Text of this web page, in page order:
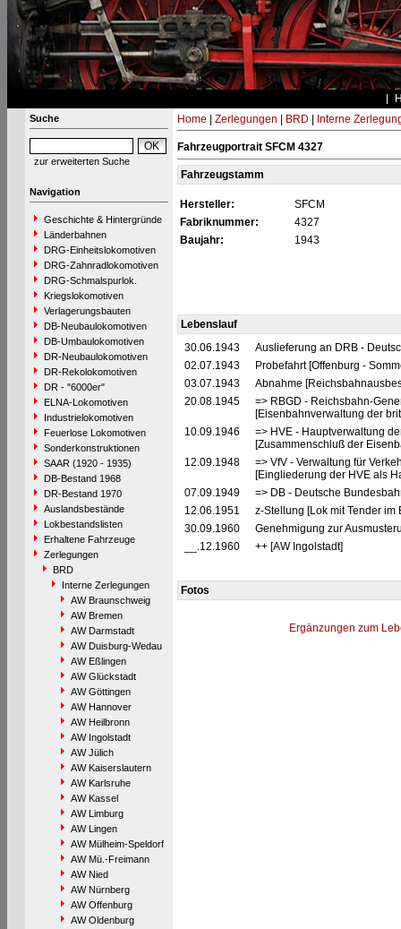
Suche
zur erweiterten Suche
Navigation
Geschichte & Hintergründe
Länderbahnen
DRG-Einheitslokomotiven
DRG-Zahnradlokomotiven
DRG-Schmalspurlok.
Kriegslokomotiven
Verlagerungsbauten
DB-Neubaulokomotiven
DB-Umbaulokomotiven
DR-Neubaulokomotiven
DR-Rekolokomotiven
DR - "6000er"
ELNA-Lokomotiven
Industrielokomotiven
Feuerlose Lokomotiven
Sonderkonstruktionen
SAAR (1920 - 1935)
DB-Bestand 1968
DR-Bestand 1970
Auslandsbestände
Lokbestandslisten
Erhaltene Fahrzeuge
Zerlegungen
BRD
Interne Zerlegungen
AW Braunschweig
AW Bremen
AW Darmstadt
AW Duisburg-Wedau
AW Eßlingen
AW Glückstadt
AW Göttingen
AW Hannover
AW Heilbronn
AW Ingolstadt
AW Jülich
AW Kaiserslautern
AW Karlsruhe
AW Kassel
AW Limburg
AW Lingen
AW Mülheim-Speldorf
AW Mü.-Freimann
AW Nied
AW Nürnberg
AW Offenburg
AW Oldenburg
Home Zerlegungen BRD Interne
Fahrzeugportrait SFCM 4327
Fahrzeugstamm
Hersteller:
SFCM
Fabriknummer:
4327
Baujahr:
1943
Lebenslauf
30.06.1943
Auslieferung an DRB -
02.07.1943
Probefahrt [Offenburg -
03.07.1943
Abnahme
20.08.1945
=> RBGD - Reichsbahn-
[Eisenbahnverwaltung der
10.09.1946
=> HVE - Hauptverwaltung
[Zusammenschluß der
12.09.1948
=> VfV - Verwaltung für
[Eingliederung der HVE als
07.09.1949
=> DB - Deutsche
12.06.1951
z-Stellung [Lok mit Tender im
30.09.1960
Genehmigung zur
__.12.1960
++ [AW Ingolstadt]
Fotos
Ergänzungen zum